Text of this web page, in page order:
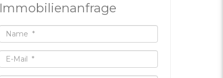
Immobilienanfrage